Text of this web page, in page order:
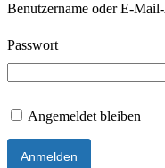
Benutzername oder E-
Passwort
Angemeldet bleiben